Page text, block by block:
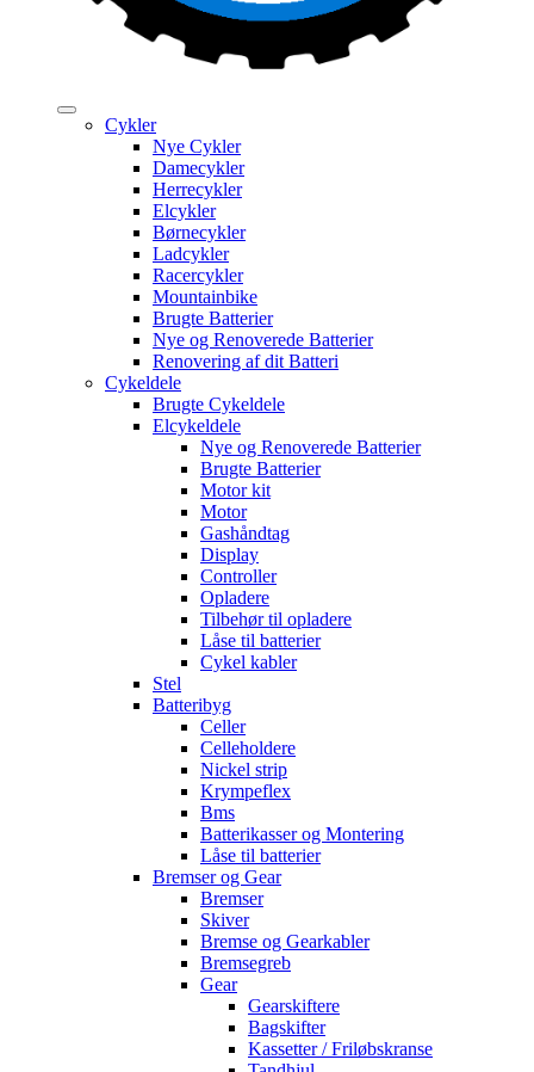
Cykler
Nye Cykler
Damecykler
Herrecykler
Elcykler
Børnecykler
Ladcykler
Racercykler
Mountainbike
Brugte Batterier
Nye og Renoverede Batterier
Renovering af dit Batteri
Cykeldele
Brugte Cykeldele
Elcykeldele
Nye og Renoverede Batterier
Brugte Batterier
Motor kit
Motor
Gashåndtag
Display
Controller
Opladere
Tilbehør til opladere
Låse til batterier
Cykel kabler
Stel
Batteribyg
Celler
Celleholdere
Nickel strip
Krympeflex
Bms
Batterikasser og Montering
Låse til batterier
Bremser og Gear
Bremser
Skiver
Bremse og Gearkabler
Bremsegreb
Gear
Gearskiftere
Bagskifter
Kassetter / Friløbskranse